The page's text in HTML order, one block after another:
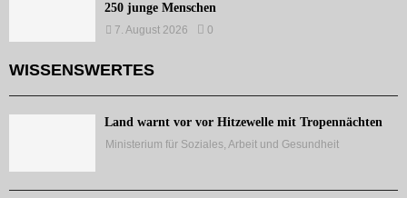
250 junge Menschen
7. August 2026 0
WISSENSWERTES
Land warnt vor vor Hitzewelle mit Tropennächten
Ministerium für Soziales, Arbeit und Gesundheit